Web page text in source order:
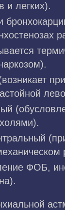
и легких).
ФОБ,